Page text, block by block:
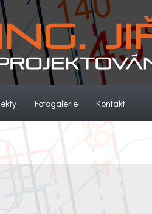
(current)Fotogalerie(current)Kontakt(current)